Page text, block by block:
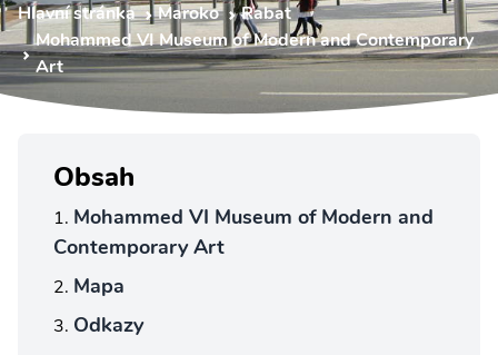
Hlavní stránka
Maroko
Rabat
Mohammed VI Museum of Modern and Contemporary
Art
Obsah
Mohammed VI Museum of Modern and
Contemporary Art
Mapa
Odkazy